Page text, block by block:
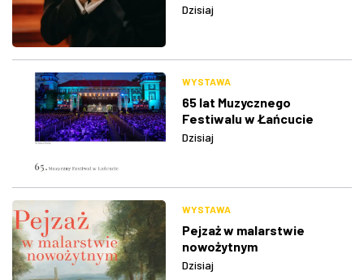
Dzisiaj
WYSTAWA
65 lat Muzycznego
Festiwalu w Łańcucie
Dzisiaj
WYSTAWA
Pejzaż w malarstwie
nowożytnym
Dzisiaj